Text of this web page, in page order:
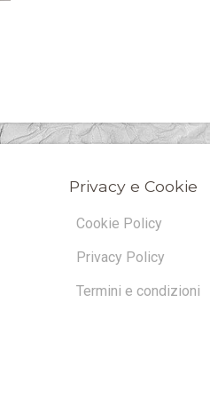
Privacy e Cookie
Cookie Policy
Privacy Policy
Termini e condizioni